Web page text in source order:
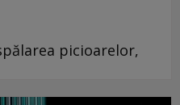
picioarelor,